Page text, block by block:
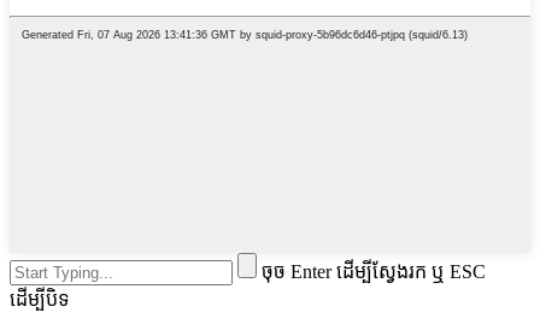
ចុច Enter ដើម្បីស្វែងរក ឬ ESC
ដើម្បីបិទ